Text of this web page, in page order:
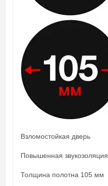
Взломостойкая дверь
Повышенная звукозоляция
Толщина полотна 105 мм